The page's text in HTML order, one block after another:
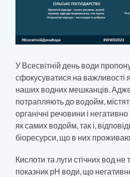
У Всесвітній день води
сфокусуватися на важливості
наших водних мешканців. Адже
потрапляють до водойм,
органічні речовини і
як самих водойм, так і,
біоресурси, що в них
Кислоти та луги стічних вод не
показник рН води, що